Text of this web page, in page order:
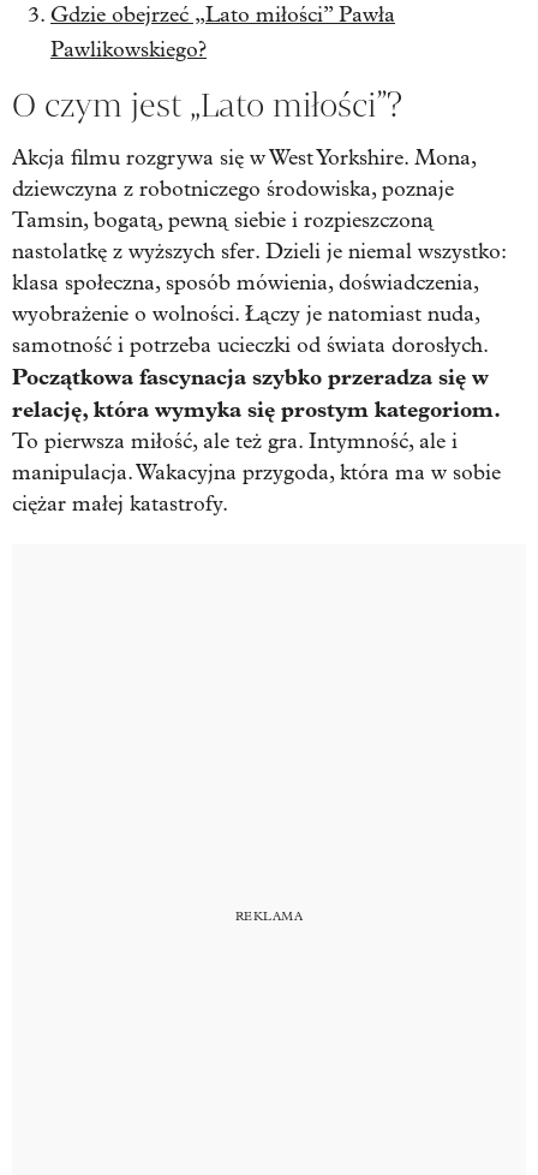
Gdzie obejrzeć „Lato miłości” Pawła
Pawlikowskiego?
O czym jest „Lato miłości”?
Akcja filmu rozgrywa się w West Yorkshire. Mona,
dziewczyna z robotniczego środowiska, poznaje
Tamsin, bogatą, pewną siebie i rozpieszczoną
nastolatkę z wyższych sfer. Dzieli je niemal wszystko:
klasa społeczna, sposób mówienia, doświadczenia,
wyobrażenie o wolności. Łączy je natomiast nuda,
samotność i potrzeba ucieczki od świata dorosłych.
Początkowa fascynacja szybko przeradza się w
relację, która wymyka się prostym kategoriom.
To pierwsza miłość, ale też gra. Intymność, ale i
manipulacja. Wakacyjna przygoda, która ma w sobie
ciężar małej katastrofy.